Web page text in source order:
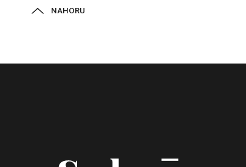
NAHORU